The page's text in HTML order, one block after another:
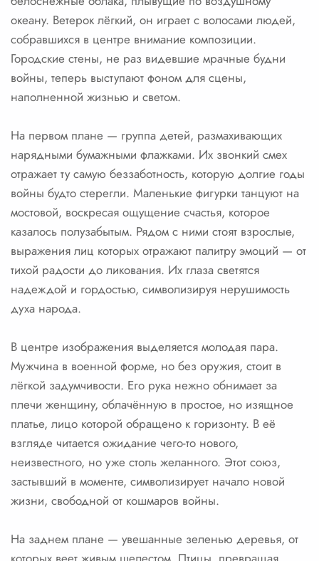
океану. Ветерок лёгкий, он играет с волосами людей,
собравшихся в центре внимание композиции.
Городские стены, не раз видевшие мрачные будни
войны, теперь выступают фоном для сцены,
наполненной жизнью и светом.
На первом плане — группа детей, размахивающих
нарядными бумажными флажками. Их звонкий смех
отражает ту самую беззаботность, которую долгие годы
войны будто стерегли. Маленькие фигурки танцуют на
мостовой, воскресая ощущение счастья, которое
казалось полузабытым. Рядом с ними стоят взрослые,
выражения лиц которых отражают палитру эмоций — от
тихой радости до ликования. Их глаза светятся
надеждой и гордостью, символизируя нерушимость
духа народа.
В центре изображения выделяется молодая пара.
Мужчина в военной форме, но без оружия, стоит в
лёгкой задумчивости. Его рука нежно обнимает за
плечи женщину, облачённую в простое, но изящное
платье, лицо которой обращено к горизонту. В её
взгляде читается ожидание чего-то нового,
неизвестного, но уже столь желанного. Этот союз,
застывший в моменте, символизирует начало новой
жизни, свободной от кошмаров войны.
На заднем плане — увешанные зеленью деревья, от